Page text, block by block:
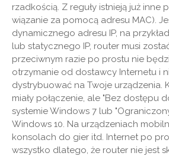
rzadkością. Z reguły istnieją już inne
wiązanie za pomocą adresu MAC).
dynamicznego adresu IP, na przykład
lub statycznego IP, router musi
przeciwnym razie po prostu nie
otrzymanie od dostawcy Internetu i
dystrybuować na Twoje urządzenia.
miały połączenie, ale "Bez dostępu
systemie Windows 7 lub
Windows 10. Na urządzeniach
konsolach do gier itd. Internet po
wszystko dlatego, że router nie jest